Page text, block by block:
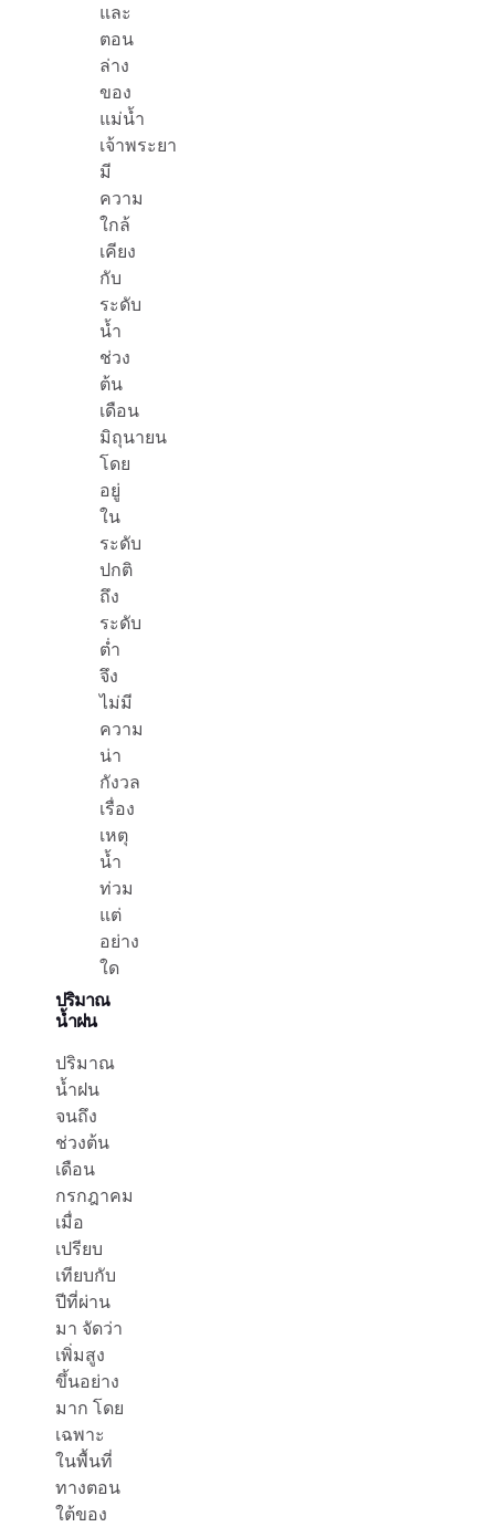
และ
ตอน
ล่าง
ของ
แม่น้ำ
เจ้าพระยา
มี
ความ
ใกล้
เคียง
กับ
ระดับ
น้ำ
ช่วง
ต้น
เดือน
มิถุนายน
โดย
อยู่
ใน
ระดับ
ปกติ
ถึง
ระดับ
ต่ำ
จึง
ไม่มี
ความ
น่า
กังวล
เรื่อง
เหตุ
น้ำ
ท่วม
แต่
อย่าง
ใด
ปริมาณ
น้ำฝน
ปริมาณ
น้ำฝน
จนถึง
ช่วงต้น
เดือน
กรกฎาคม
เมื่อ
เปรียบ
เทียบกับ
ปีที่ผ่าน
มา จัดว่า
เพิ่มสูง
ขึ้นอย่าง
มาก โดย
เฉพาะ
ในพื้นที่
ทางตอน
ใต้ของ